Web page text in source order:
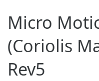
Micro
(Coriolis
Rev5